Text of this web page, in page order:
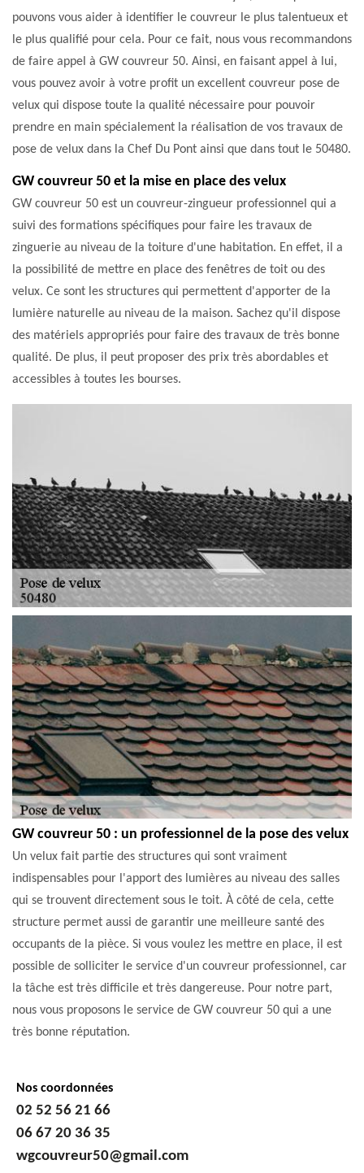
pouvons vous aider à identifier le couvreur le plus talentueux et
le plus qualifié pour cela. Pour ce fait, nous vous recommandons
de faire appel à GW couvreur 50. Ainsi, en faisant appel à lui,
vous pouvez avoir à votre profit un excellent couvreur pose de
velux qui dispose toute la qualité nécessaire pour pouvoir
prendre en main spécialement la réalisation de vos travaux de
pose de velux dans la Chef Du Pont ainsi que dans tout le 50480.
GW couvreur 50 et la mise en place des velux
GW couvreur 50 est un couvreur-zingueur professionnel qui a
suivi des formations spécifiques pour faire les travaux de
zinguerie au niveau de la toiture d'une habitation. En effet, il a
la possibilité de mettre en place des fenêtres de toit ou des
velux. Ce sont les structures qui permettent d'apporter de la
lumière naturelle au niveau de la maison. Sachez qu'il dispose
des matériels appropriés pour faire des travaux de très bonne
qualité. De plus, il peut proposer des prix très abordables et
accessibles à toutes les bourses.
GW couvreur 50 : un professionnel de la pose des velux
Un velux fait partie des structures qui sont vraiment
indispensables pour l'apport des lumières au niveau des salles
qui se trouvent directement sous le toit. À côté de cela, cette
structure permet aussi de garantir une meilleure santé des
occupants de la pièce. Si vous voulez les mettre en place, il est
possible de solliciter le service d'un couvreur professionnel, car
la tâche est très difficile et très dangereuse. Pour notre part,
nous vous proposons le service de GW couvreur 50 qui a une
très bonne réputation.
Nos coordonnées
02 52 56 21 66
06 67 20 36 35
wgcouvreur50@gmail.com